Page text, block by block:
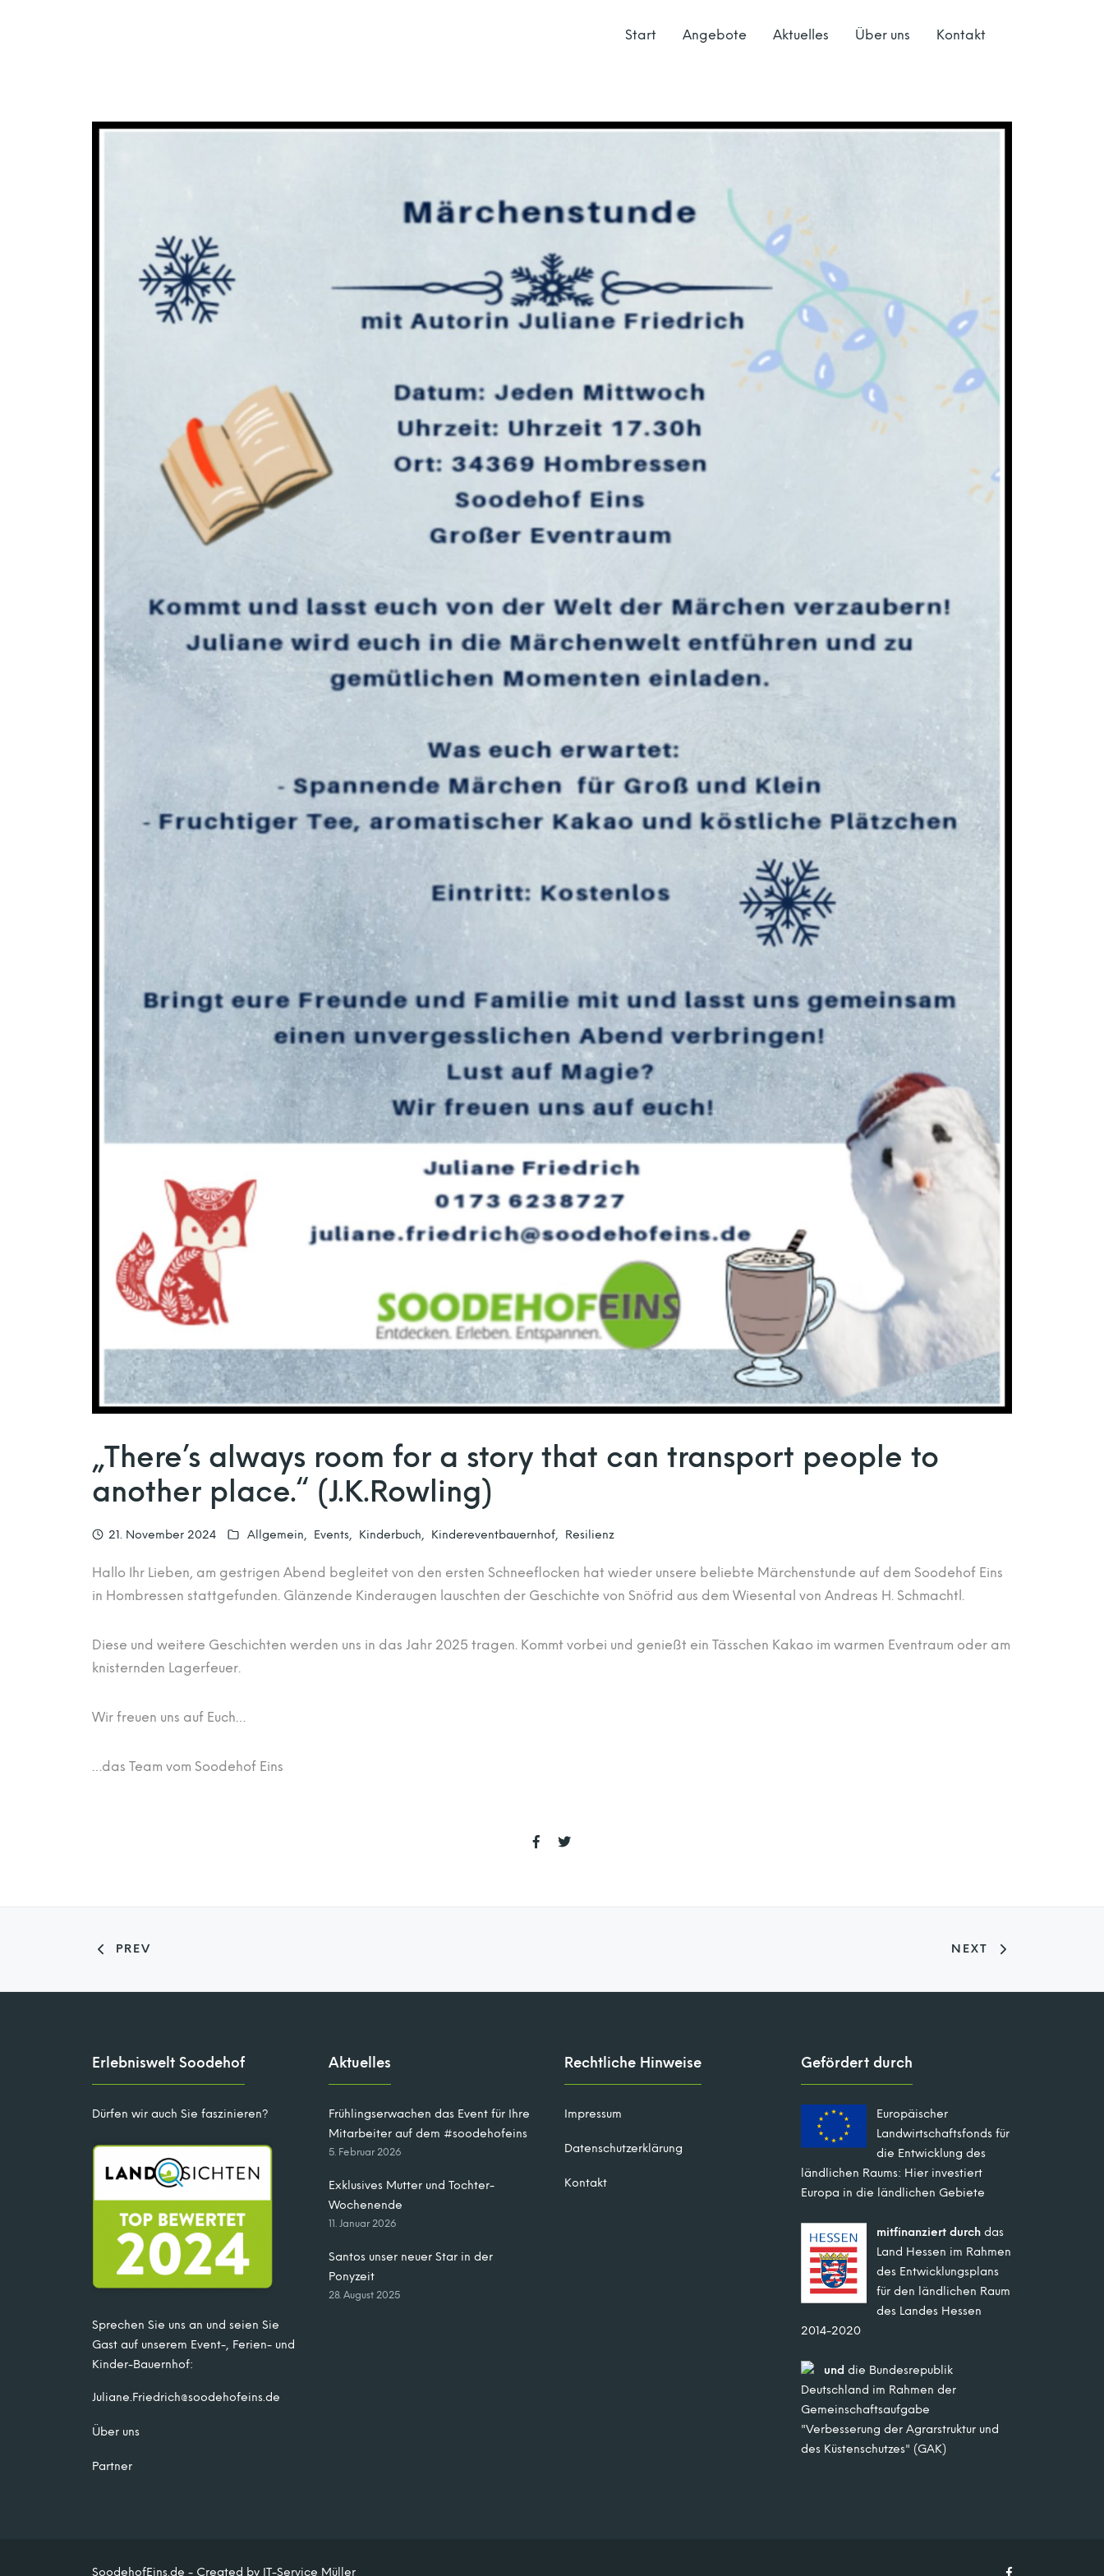
Start Angebote Aktuelles Über uns Kontakt
„There’s always room for a story that can transport people to
another place.“ (J.K.Rowling)
21. November 2024 Allgemein Events Kinderbuch Kindereventbauernhof Resilienz
Hallo Ihr Lieben, am gestrigen Abend begleitet von den ersten Schneeflocken hat wieder unsere beliebte Märchenstunde auf dem Soodehof Eins
in Hombressen stattgefunden. Glänzende Kinderaugen lauschten der Geschichte von Snöfrid aus dem Wiesental von Andreas H. Schmachtl.
Diese und weitere Geschichten werden uns in das Jahr 2025 tragen. Kommt vorbei und genießt ein Tässchen Kakao im warmen Eventraum oder am
knisternden Lagerfeuer.
Wir freuen uns auf Euch…
…das Team vom Soodehof Eins
PREV NEXT
Erlebniswelt Soodehof
Dürfen wir auch Sie faszinieren?
Sprechen Sie uns an und seien Sie
Gast auf unserem Event-, Ferien- und
Kinder-Bauernhof:
Juliane.Friedrich@soodehofeins.de
Über uns
Partner
Aktuelles
Frühlingserwachen das Event für Ihre
Mitarbeiter auf dem #soodehofeins
5. Februar 2026
Exklusives Mutter und Tochter-
Wochenende
11. Januar 2026
Santos unser neuer Star in der
Ponyzeit
28. August 2025
Rechtliche Hinweise
Impressum
Datenschutzerklärung
Kontakt
Gefördert durch
Europäischer
Landwirtschaftsfonds für
die Entwicklung des
ländlichen Raums: Hier investiert
Europa in die ländlichen Gebiete
mitfinanziert durchdas
Land Hessen im Rahmen
des Entwicklungsplans
für den ländlichen Raum
des Landes Hessen
2014-2020
und die Bundesrepublik
Deutschland im Rahmen der
Gemeinschaftsaufgabe
"Verbesserung der Agrarstruktur und
des Küstenschutzes" (GAK)
SoodehofEins.de - Created by IT-Service Müller